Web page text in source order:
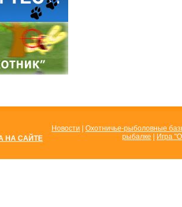
НА САЙТЕ
Новости
Охотничье-рыболовные
рыбалке
Игра